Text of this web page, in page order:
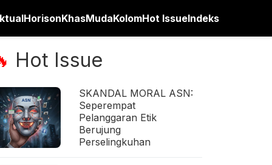
HorisonKhasMudaKolomHot IssueIndeks
Hot Issue
SKANDAL MORAL ASN:
Seperempat
Pelanggaran Etik
Berujung
Perselingkuhan